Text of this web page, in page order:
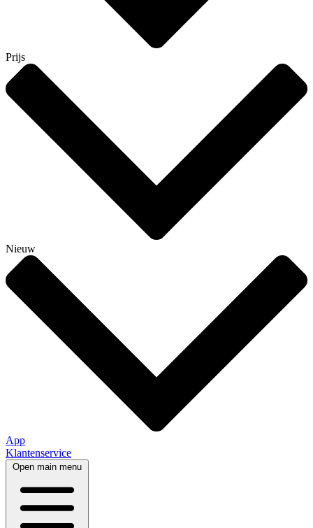
Prijs
Nieuw
App
Klantenservice
Open main menu